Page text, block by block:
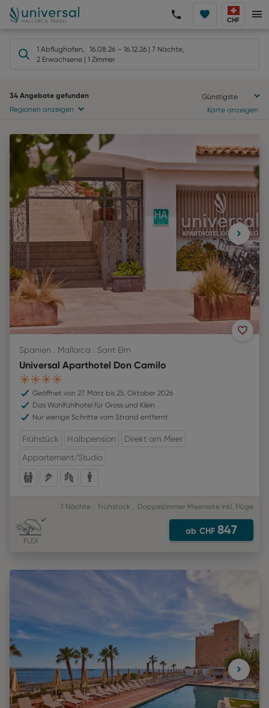
CHF
1 Abflughafen, 16.08.26 – 16.12.26 | 7 Nächte,
2 Erwachsene | 1 Zimmer
34 Angebote gefunden
Regionen anzeigen
Karte anzeigen
Günstigste
Spanien . Mallorca . Sant Elm
Universal Aparthotel Don Camilo
4
Geöffnet von 27. März bis 25. Oktober 2026
Das Wohlfühlhotel für Gross und Klein
Nur wenige Schritte vom Strand entfernt
Frühstück Halbpension
Direkt am Meer
Appartement/Studio
FLEX
7 Nächte Frühstück Doppelzimmer Meerseite inkl. Flüge
ab CHF 847